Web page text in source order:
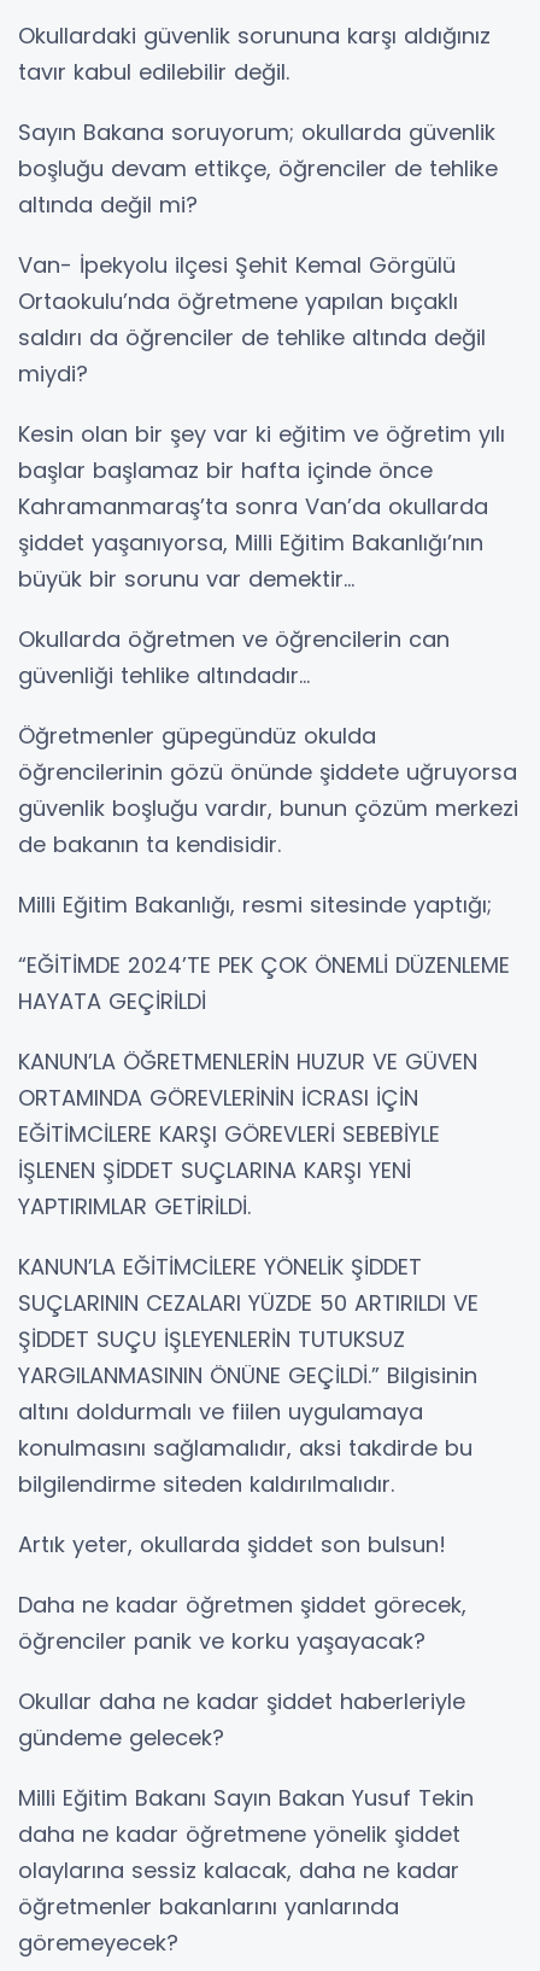
Okullardaki güvenlik sorununa karşı aldığınız
tavır kabul edilebilir değil.
Sayın Bakana soruyorum; okullarda güvenlik
boşluğu devam ettikçe, öğrenciler de tehlike
altında değil mi?
Van- İpekyolu ilçesi Şehit Kemal Görgülü
Ortaokulu’nda öğretmene yapılan bıçaklı
saldırı da öğrenciler de tehlike altında değil
miydi?
Kesin olan bir şey var ki eğitim ve öğretim yılı
başlar başlamaz bir hafta içinde önce
Kahramanmaraş’ta sonra Van’da okullarda
şiddet yaşanıyorsa, Milli Eğitim Bakanlığı’nın
büyük bir sorunu var demektir…
Okullarda öğretmen ve öğrencilerin can
güvenliği tehlike altındadır…
Öğretmenler güpegündüz okulda
öğrencilerinin gözü önünde şiddete uğruyorsa
güvenlik boşluğu vardır, bunun çözüm merkezi
de bakanın ta kendisidir.
Milli Eğitim Bakanlığı, resmi sitesinde yaptığı;
“EĞİTİMDE 2024’TE PEK ÇOK ÖNEMLİ DÜZENLEME
HAYATA GEÇİRİLDİ
KANUN’LA ÖĞRETMENLERİN HUZUR VE GÜVEN
ORTAMINDA GÖREVLERİNİN İCRASI İÇİN
EĞİTİMCİLERE KARŞI GÖREVLERİ SEBEBİYLE
İŞLENEN ŞİDDET SUÇLARINA KARŞI YENİ
YAPTIRIMLAR GETİRİLDİ.
KANUN’LA EĞİTİMCİLERE YÖNELİK ŞİDDET
SUÇLARININ CEZALARI YÜZDE 50 ARTIRILDI VE
ŞİDDET SUÇU İŞLEYENLERİN TUTUKSUZ
YARGILANMASININ ÖNÜNE GEÇİLDİ.” Bilgisinin
altını doldurmalı ve fiilen uygulamaya
konulmasını sağlamalıdır, aksi takdirde bu
bilgilendirme siteden kaldırılmalıdır.
Artık yeter, okullarda şiddet son bulsun!
Daha ne kadar öğretmen şiddet görecek,
öğrenciler panik ve korku yaşayacak?
Okullar daha ne kadar şiddet haberleriyle
gündeme gelecek?
Milli Eğitim Bakanı Sayın Bakan Yusuf Tekin
daha ne kadar öğretmene yönelik şiddet
olaylarına sessiz kalacak, daha ne kadar
öğretmenler bakanlarını yanlarında
göremeyecek?